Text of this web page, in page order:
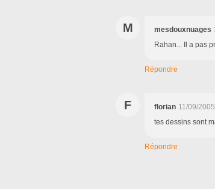
M mesdouxnuages
Rahan... Il a pas
Répondre
F florian 11/09/
tes dessins sont
Répondre